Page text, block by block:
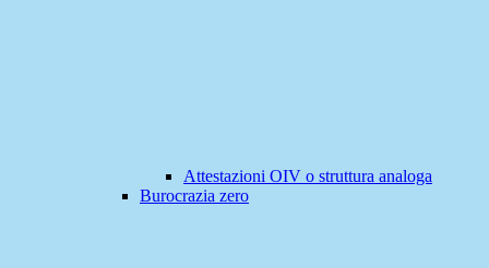
Attestazioni OIV o struttura analoga
Burocrazia zero